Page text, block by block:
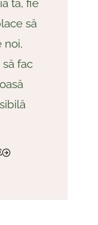
ta, fie
să
noi,
fac